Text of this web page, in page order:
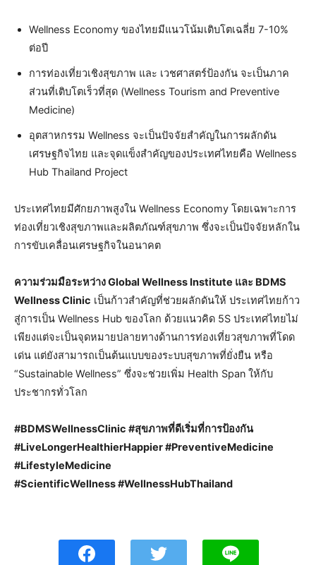
Wellness Economy ของไทยมีแนวโน้มเติบโตเฉลี่ย 7-10%
ต่อปี
การท่องเที่ยวเชิงสุขภาพ และ เวชศาสตร์ป้องกัน จะเป็นภาค
ส่วนที่เติบโตเร็วที่สุด (Wellness Tourism and Preventive
Medicine)
อุตสาหกรรม Wellness จะเป็นปัจจัยสำคัญในการผลักดัน
เศรษฐกิจไทย และจุดแข็งสำคัญของประเทศไทยคือ Wellness
Hub Thailand Project
ประเทศไทยมีศักยภาพสูงใน Wellness Economy โดยเฉพาะการ
ท่องเที่ยวเชิงสุขภาพและผลิตภัณฑ์สุขภาพ ซึ่งจะเป็นปัจจัยหลักใน
การขับเคลื่อนเศรษฐกิจในอนาคต
ความร่วมมือระหว่าง Global Wellness Institute และ BDMS
Wellness Clinic เป็นก้าวสำคัญที่ช่วยผลักดันให้ ประเทศไทยก้าว
สู่การเป็น Wellness Hub ของโลก ด้วยแนวคิด 5S ประเทศไทยไม่
เพียงแต่จะเป็นจุดหมายปลายทางด้านการท่องเที่ยวสุขภาพที่โดด
เด่น แต่ยังสามารถเป็นต้นแบบของระบบสุขภาพที่ยั่งยืน หรือ
“Sustainable Wellness” ซึ่งจะช่วยเพิ่ม Health Span ให้กับ
ประชากรทั่วโลก
#BDMSWellnessClinic #สุขภาพที่ดีเริ่มที่การป้องกัน
#LiveLongerHealthierHappier #PreventiveMedicine
#LifestyleMedicine
#ScientificWellness #WellnessHubThailand